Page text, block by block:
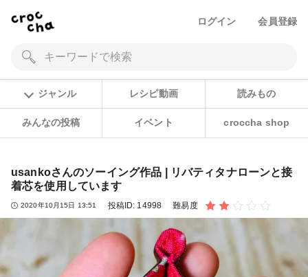
ログイン 会員登録
ジャンル レシピ動画 読みもの
みんなの投稿 イベント croccha shop
usankoさんのソーイング作品 | リバティタナローンと接
着芯を使用しています
2020年10月15日 13:51 投稿ID: 14998 難易度